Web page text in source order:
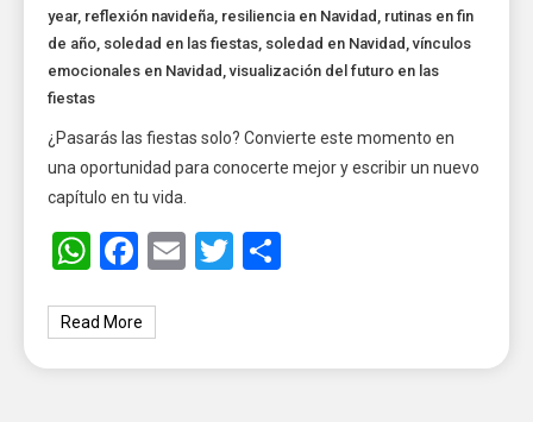
year, reflexión navideña resiliencia en Navidad rutinas en fin
de año soledad en las fiestas soledad en Navidad ,vínculos
emocionales en Navidad ,visualización del futuro en las
fiestas
¿Pasarás las fiestas solo? Convierte este momento en
una oportunidad para conocerte mejor y escribir un nuevo
capítulo en tu vida.
WhatsApp
Facebook
EmailTwitter
Read More